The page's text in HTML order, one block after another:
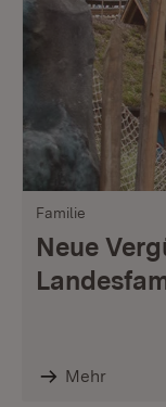
Familie
Neue
Mehr